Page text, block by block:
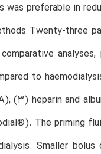
preferable in
Twenty-three
to
(3) heparin and
The priming
Smaller